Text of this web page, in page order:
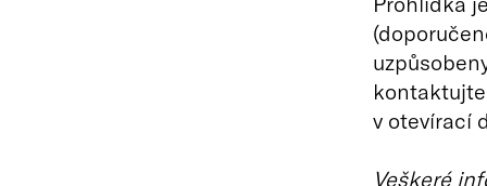
v otevírací
Veškeré